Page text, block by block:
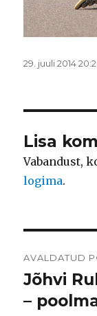
Postitatud
29. juuli 2014
Lisa
Vabandust,
logima.
AVALDATUD
Jõhvi
–